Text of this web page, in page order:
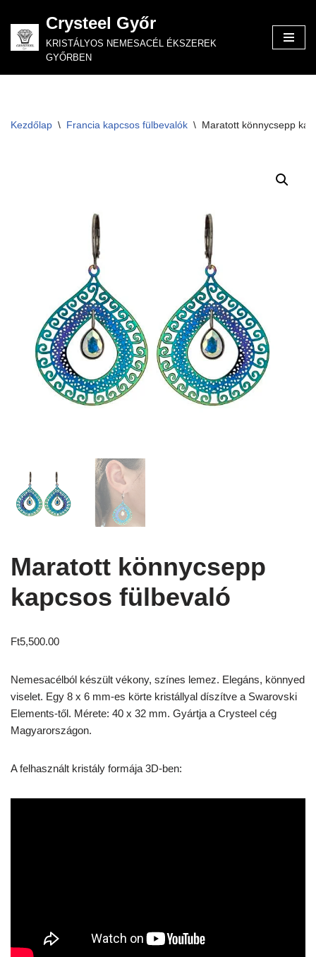
Skip
to
Crysteel Győr
KRISTÁLYOS NEMESACÉL ÉKSZEREK
GYŐRBEN
Kezdőlap \ Francia kapcsos fülbevalók \ Maratott könnycsepp
Maratott könnycsepp
kapcsos fülbevaló
Ft5,500.00
Nemesacélból készült vékony, színes lemez. Elegáns, könnyed
viselet. Egy 8 x 6 mm-es körte kristállyal díszítve a Swarovski
Elements-től. Mérete: 40 x 32 mm. Gyártja a Crysteel cég
Magyarországon.
A felhasznált kristály formája 3D-ben: